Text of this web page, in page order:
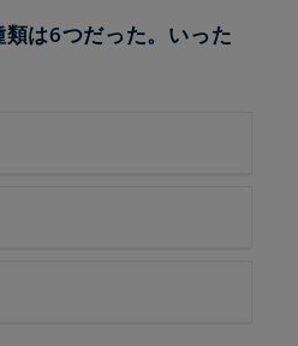
は6つだった。いった